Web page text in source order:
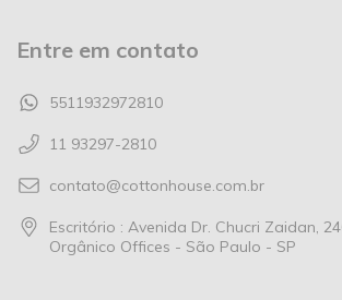
Entre em contato
5511932972810
11 93297-2810
contato@cottonhouse.com.br
Escritório : Avenida Dr. Chucri Zaidan,
Orgânico Offices - São Paulo - SP